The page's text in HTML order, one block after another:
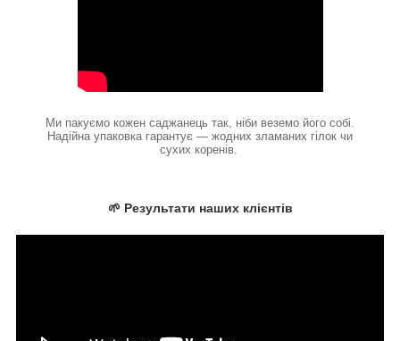
Ми пакуємо кожен саджанець так, ніби веземо його собі.
Надійна упаковка гарантує — жодних зламаних гілок чи
сухих коренів.
🌱 Результати наших клієнтів